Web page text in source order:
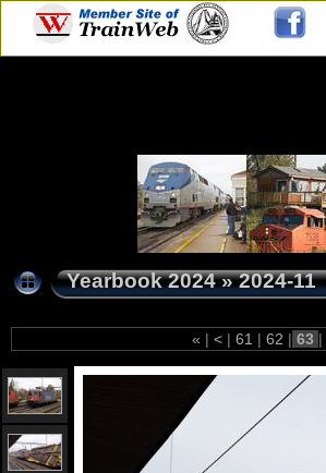
Yearbook 2024»2024-11
« | < | 61 | 62 | 63 |